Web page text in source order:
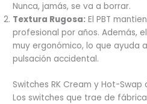
Nunca, jamás, se va a borrar.
Textura Rugosa: El PBT
profesional por años. Además,
muy ergonómico, lo que ayuda
pulsación accidental.
Switches RK Cream y Hot-Swap
Los switches que trae de